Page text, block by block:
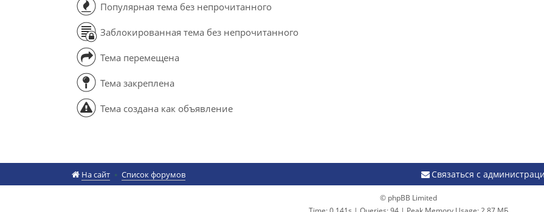
Популярная тема без непрочитанного
Заблокированная тема без непрочитанного
Тема перемещена
Тема закреплена
Тема создана как объявление
На сайт Список форумов Связаться с
© phpBB Limited